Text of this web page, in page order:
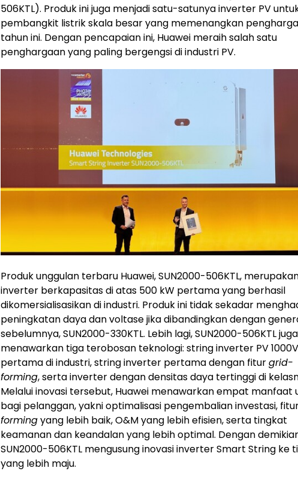
506KTL). Produk ini juga menjadi satu-satunya inverter PV
pembangkit listrik skala besar yang memenangkan
tahun ini. Dengan pencapaian ini, Huawei meraih salah satu
penghargaan yang paling bergengsi di industri PV.
Produk unggulan terbaru Huawei, SUN2000-506KTL,
inverter berkapasitas di atas 500 kW pertama yang berhasil
dikomersialisasikan di industri. Produk ini tidak sekadar
peningkatan daya dan voltase jika dibandingkan dengan
sebelumnya, SUN2000-330KTL. Lebih lagi, SUN2000-506KTL juga
menawarkan tiga terobosan teknologi: string inverter PV
pertama di industri, string inverter pertama dengan fiturgrid-
forming, serta inverter dengan densitas daya tertinggi di
Melalui inovasi tersebut, Huawei menawarkan empat manfaat
bagi pelanggan, yakni optimalisasi pengembalian investasi,
formingyang lebih baik, O&M yang lebih efisien, serta tingkat
keamanan dan keandalan yang lebih optimal. Dengan
SUN2000-506KTL mengusung inovasi inverter Smart String ke
yang lebih maju.